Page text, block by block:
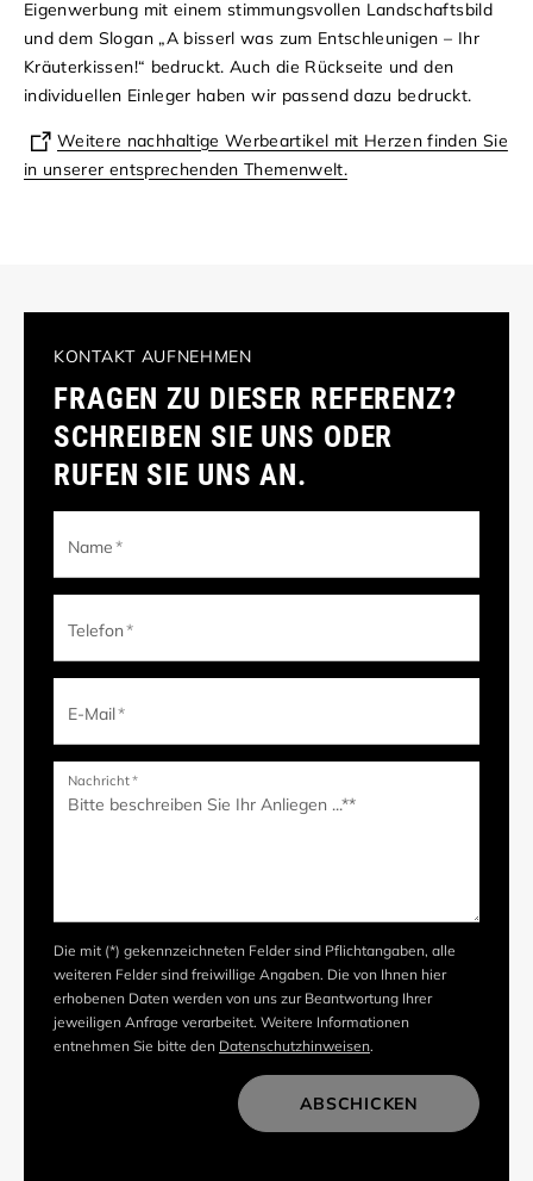
Eigenwerbung mit einem stimmungsvollen Landschaftsbild
und dem Slogan „A bisserl was zum Entschleunigen – Ihr
Kräuterkissen!“ bedruckt. Auch die Rückseite und den
individuellen Einleger haben wir passend dazu bedruckt.
Weitere nachhaltige Werbeartikel mit Herzen finden Sie
in unserer entsprechenden Themenwelt.
KONTAKT AUFNEHMEN
FRAGEN ZU DIESER REFERENZ?
SCHREIBEN SIE UNS ODER
RUFEN SIE UNS AN.
Name*
Telefon*
E-Mail*
Nachricht*
Die mit (*) gekennzeichneten Felder sind Pflichtangaben, alle
weiteren Felder sind freiwillige Angaben. Die von Ihnen hier
erhobenen Daten werden von uns zur Beantwortung Ihrer
jeweiligen Anfrage verarbeitet. Weitere Informationen
entnehmen Sie bitte den Datenschutzhinweisen.
ABSCHICKEN